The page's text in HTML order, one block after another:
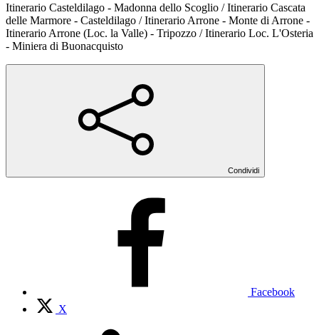
Itinerario Casteldilago - Madonna dello Scoglio / Itinerario Cascata
delle Marmore - Casteldilago / Itinerario Arrone - Monte di Arrone -
Itinerario Arrone (Loc. la Valle) - Tripozzo / Itinerario Loc. L'Osteria
- Miniera di Buonacquisto
Condividi
Facebook
X